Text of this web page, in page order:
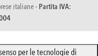
italiane - Partita IVA:
per le tecnologie di